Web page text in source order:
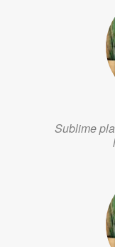
Sublime